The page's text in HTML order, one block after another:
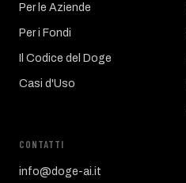
Per le Aziende
Per i Fondi
Il Codice del Doge
Casi d'Uso
CONTATTI
info@doge-ai.it